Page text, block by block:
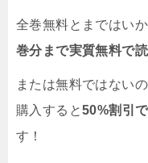
全巻無料とまではい
巻分まで実質無料で
または無料ではない
購入すると50%割引
す！